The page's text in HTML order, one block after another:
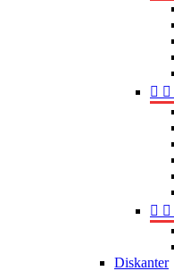
 
 
Diskanter